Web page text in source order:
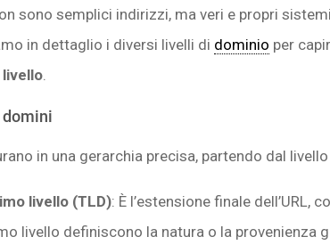
sono semplici indirizzi, ma veri e propri
in dettaglio i diversi livelli di dominio per
domini
in una gerarchia precisa, partendo dal
livello (TLD): È l’estensione finale dell’URL,
livello definiscono la natura o la provenienza